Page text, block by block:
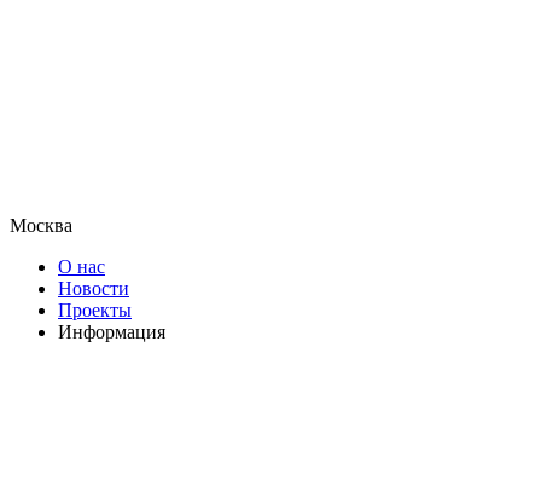
Москва
О нас
Новости
Проекты
Информация